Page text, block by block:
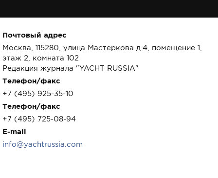
Почтовый адрес
Москва, 115280, улица Мастеркова д.4, помещение 1,
этаж 2, комната 102
Редакция журнала "YACHT RUSSIA"
Телефон/факс
+7 (495) 925-35-10
Телефон/факс
+7 (495) 725-08-94
E-mail
info@yachtrussia.com